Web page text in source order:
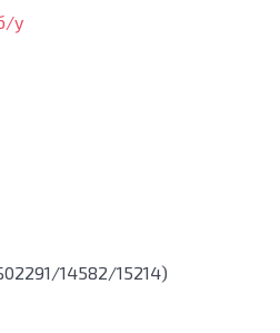
14582/15214)